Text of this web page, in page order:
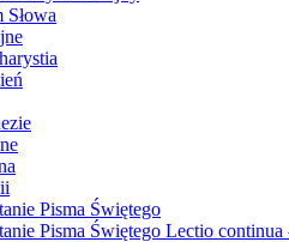
Słowa
Pisma Świętego
Pisma Świętego Lectio